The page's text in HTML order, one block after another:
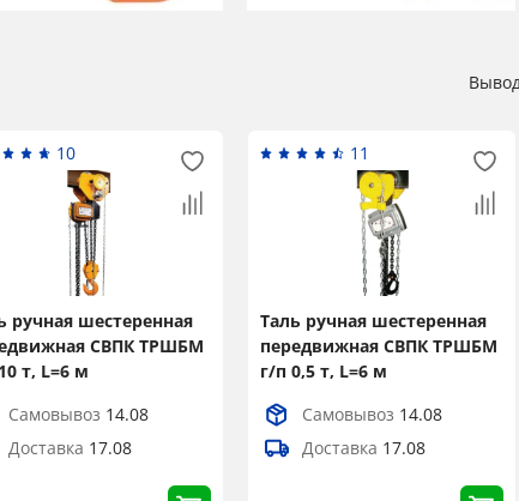
10
ручная шестеренная
СВПК ТРШБМ
т, L=6 м
Самовывоз 14.08
Доставка 17.08
11
Таль ручная шестеренная
передвижная СВПК ТРШБМ
г/п 0,5 т, L=6 м
Самовывоз 14.08
Доставка 17.08